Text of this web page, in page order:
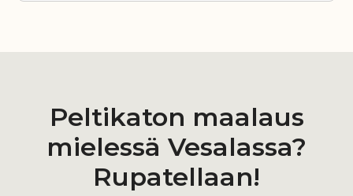
Peltikaton maalaus
mielessä Vesalassa?
Rupatellaan!